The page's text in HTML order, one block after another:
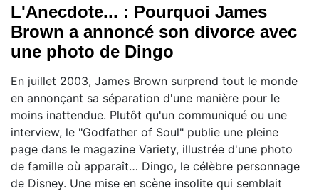
L'Anecdote... : Pourquoi James
Brown a annoncé son divorce avec
une photo de Dingo
En juillet 2003, James Brown surprend tout le monde
en annonçant sa séparation d'une manière pour le
moins inattendue. Plutôt qu'un communiqué ou une
interview, le "Godfather of Soul" publie une pleine
page dans le magazine Variety, illustrée d'une photo
de famille où apparaît… Dingo, le célèbre personnage
de Disney. Une mise en scène insolite qui semblait